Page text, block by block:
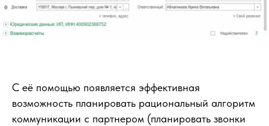
С её помощью появляется эффективная
возможность планировать рациональный алгоритм
коммуникации с партнером (планировать звонки